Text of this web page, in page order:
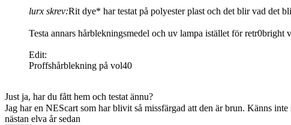
lurx skrev:Rit dye* har testat på polyester plast och det blir vad det
Testa annars hårblekningsmedel och uv lampa istället för retr0bright
Edit:
Proffshårblekning på vol40
Just ja, har du fått hem och testat ännu?
Jag har en NEScart som har blivit så missfärgad att den är brun. Känns
nästan elva år sedan